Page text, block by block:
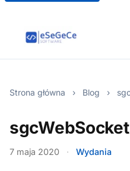
Strona główna › Blog ›
7 maja 2020 · Wydania